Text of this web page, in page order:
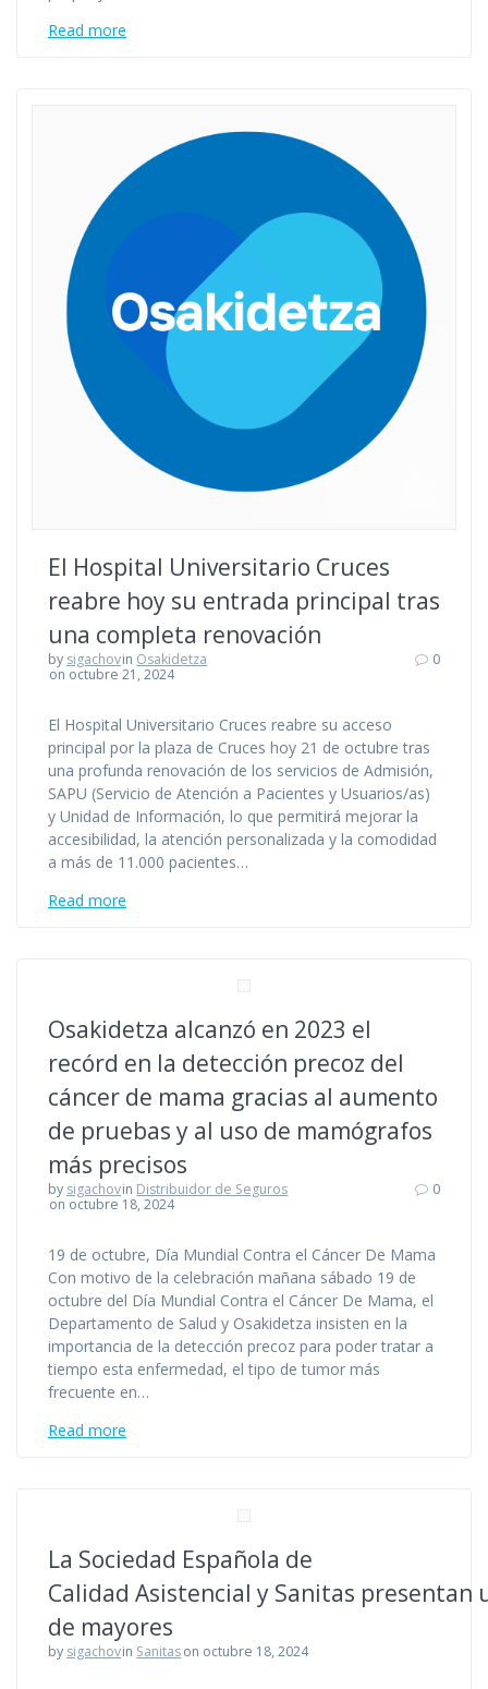
Read more
El Hospital Universitario Cruces
reabre hoy su entrada principal tras
una completa renovación
by sigachovin Osakidetza
on octubre 21, 2024
0
El Hospital Universitario Cruces reabre su acceso
principal por la plaza de Cruces hoy 21 de octubre tras
una profunda renovación de los servicios de Admisión,
SAPU (Servicio de Atención a Pacientes y Usuarios/as)
y Unidad de Información, lo que permitirá mejorar la
accesibilidad, la atención personalizada y la comodidad
a más de 11.000 pacientes…
Read more
Osakidetza alcanzó en 2023 el
recórd en la detección precoz del
cáncer de mama gracias al aumento
de pruebas y al uso de mamógrafos
más precisos
by sigachovin Distribuidor de Seguros
on octubre 18, 2024
0
19 de octubre, Día Mundial Contra el Cáncer De Mama
Con motivo de la celebración mañana sábado 19 de
octubre del Día Mundial Contra el Cáncer De Mama, el
Departamento de Salud y Osakidetza insisten en la
importancia de la detección precoz para poder tratar a
tiempo esta enfermedad, el tipo de tumor más
frecuente en…
Read more
La Sociedad Española de
Calidad Asistencial y Sanitas
de mayores
by sigachovin Sanitason octubre 18, 2024